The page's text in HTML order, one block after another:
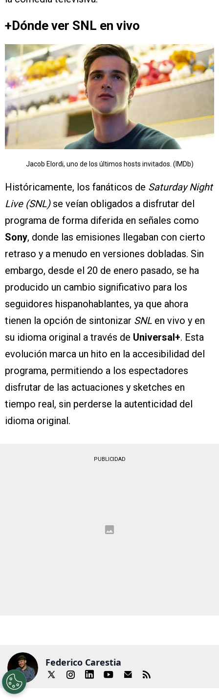
+Dónde ver SNL en vivo
Jacob Elordi, uno de los últimos hosts invitados. (IMDb)
Históricamente, los fanáticos de Saturday Night
Live (SNL) se veían obligados a disfrutar del
programa de forma diferida en señales como
Sony, donde las emisiones llegaban con cierto
retraso y a menudo en versiones dobladas. Sin
embargo, desde el 20 de enero pasado, se ha
producido un cambio significativo para los
seguidores hispanohablantes, ya que ahora
tienen la opción de sintonizar SNL en vivo y en
su idioma original a través de Universal+. Esta
evolución marca un hito en la accesibilidad del
programa, permitiendo a los espectadores
disfrutar de las actuaciones y sketches en
tiempo real, sin perderse la autenticidad del
idioma original.
PUBLICIDAD
Federico Carestia